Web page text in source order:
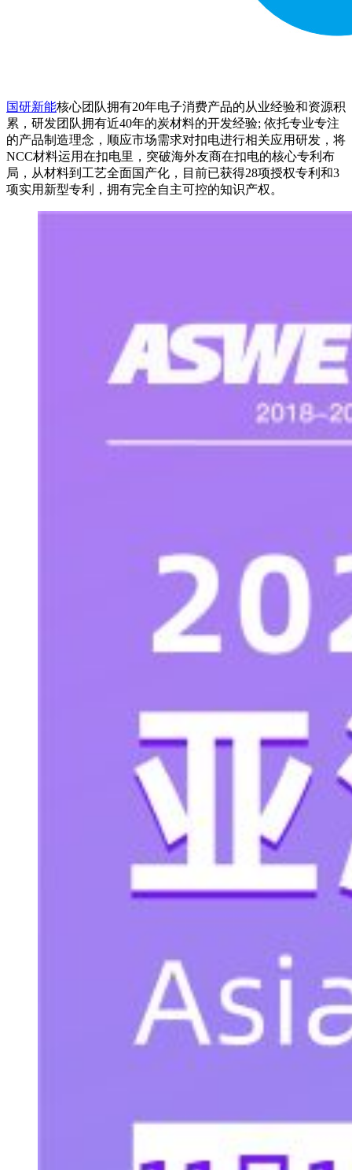
国研新能核心团队拥有20年电子消费产品的从业经验和资源积
累，研发团队拥有近40年的炭材料的开发经验; 依托专业专注
的产品制造理念，顺应市场需求对扣电进行相关应用研发，将
NCC材料运用在扣电里，突破海外友商在扣电的核心专利布
局，从材料到工艺全面国产化，目前已获得28项授权专利和3
项实用新型专利，拥有完全自主可控的知识产权。